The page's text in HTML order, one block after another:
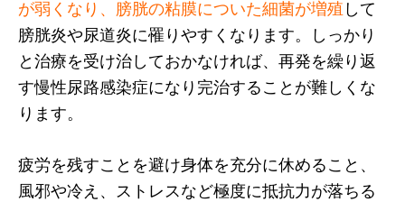
が弱くなり、膀胱の粘膜についた細菌が増殖 して
膀胱炎や尿道炎に罹りやすくなります。しっかり
と治療を受け治しておかなければ、再発を繰り返
す慢性尿路感染症になり完治することが難しくな
ります。
疲労を残すことを避け身体を充分に休めること、
風邪や冷え、ストレスなど極度に抵抗力が落ちる